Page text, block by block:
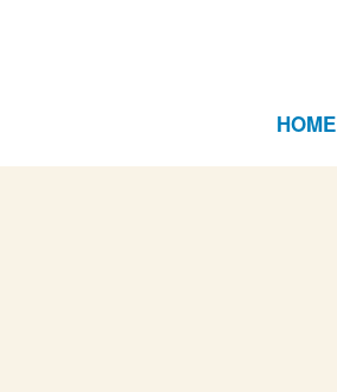
HOME